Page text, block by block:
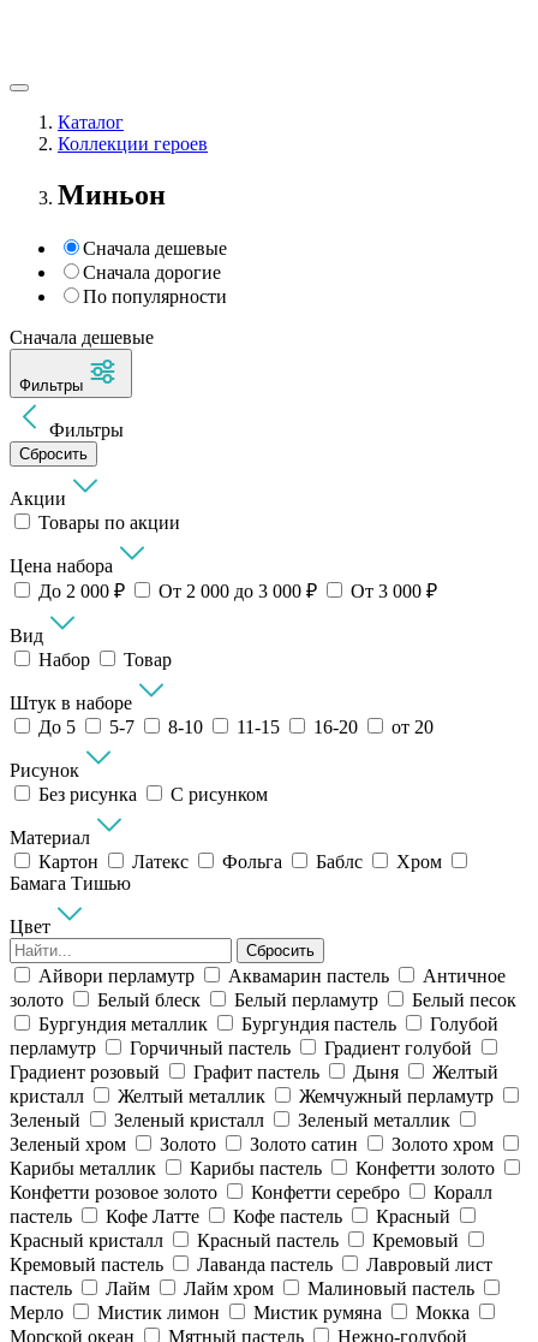
Каталог
Коллекции героев
Миньон
Сначала дешевые
Сначала дорогие
По популярности
Сначала дешевые
Фильтры
Фильтры
Сбросить
Акции
Товары по акции
Цена набора
До 2 000 ₽
От 2 000 до 3 000 ₽ От 3 000 ₽
Вид
Набор
Товар
Штук в наборе
До 5
5-7 8-10 11-15 16-20 от 20
Рисунок
Без рисунка
С рисунком
Материал
Картон
Латекс Фольга Баблс
Хром
Бамага Тишью
Цвет
Сбросить
Айвори перламутр Аквамарин пастель
Античное
золото
Белый блеск Белый перламутр
Белый песок
Бургундия металлик
Бургундия пастель
Голубой
перламутр
Горчичный пастель
Градиент голубой
Градиент розовый
Графит пастель Дыня
Желтый
кристалл
Желтый металлик
Жемчужный перламутр
Зеленый
Зеленый кристалл
Зеленый металлик
Зеленый хром
Золото Золото сатин
Золото хром
Карибы металлик
Карибы пастель
Конфетти золото
Конфетти розовое золото
Конфетти серебро
Коралл
пастель
Кофе Латте Кофе пастель
Красный
Красный кристалл
Красный пастель
Кремовый
Кремовый пастель
Лаванда пастель
Лавровый лист
пастель
Лайм Лайм хром
Малиновый пастель
Мерло
Мистик лимон Мистик румяна
Мокка
Морской океан
Мятный пастель Нежно-голубой